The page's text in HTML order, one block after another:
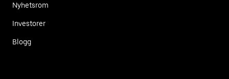
Nyhetsrom
Investorer
Blogg